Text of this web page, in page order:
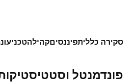
סקירה כלליתפיננסיםקהילהטכני
פונדמנטל